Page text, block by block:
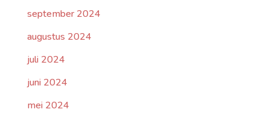
september 2024
augustus 2024
juli 2024
juni 2024
mei 2024